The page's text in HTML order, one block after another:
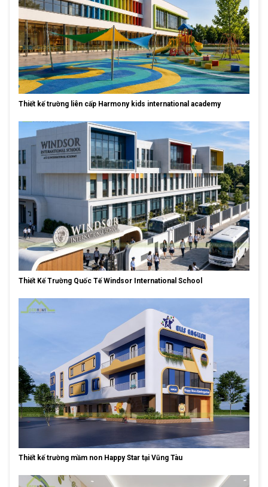
Thiết kế trường liên cấp Harmony kids international academy
Thiết Kế Trường Quốc Tế Windsor International School
Thiết kế trường mầm non Happy Star tại Vũng Tàu